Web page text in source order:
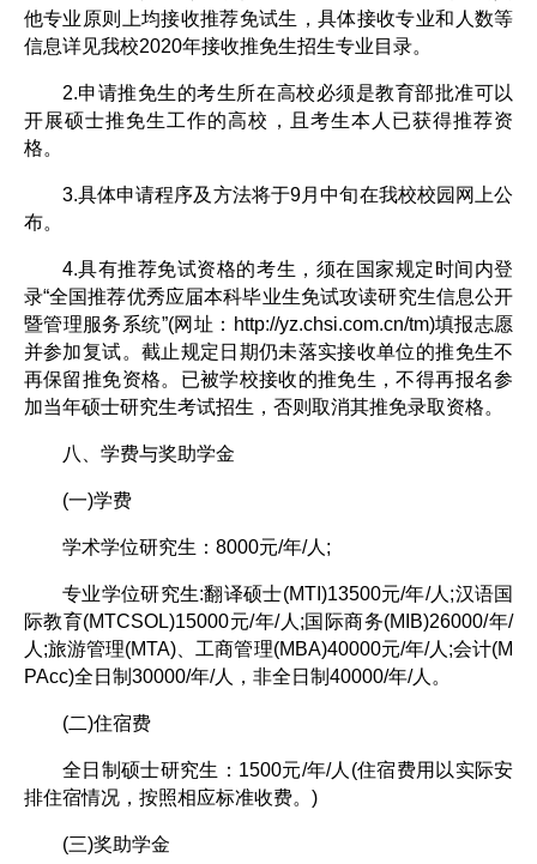
他专业原则上均接收推荐免试生，具体接收专业和人数等
信息详见我校2020年接收推免生招生专业目录。
2.申请推免生的考生所在高校必须是教育部批准可以
开展硕士推免生工作的高校，且考生本人已获得推荐资
格。
3.具体申请程序及方法将于9月中旬在我校校园网上公
布。
4.具有推荐免试资格的考生，须在国家规定时间内登
录“全国推荐优秀应届本科毕业生免试攻读研究生信息公开
暨管理服务系统”(网址：http://yz.chsi.com.cn/tm)填报志愿
并参加复试。截止规定日期仍未落实接收单位的推免生不
再保留推免资格。已被学校接收的推免生，不得再报名参
加当年硕士研究生考试招生，否则取消其推免录取资格。
八、学费与奖助学金
(一)学费
学术学位研究生：8000元/年/人;
专业学位研究生:翻译硕士(MTI)13500元/年/人;汉语国
际教育(MTCSOL)15000元/年/人;国际商务(MIB)26000/年/
人;旅游管理(MTA)、工商管理(MBA)40000元/年/人;会计(M
PAcc)全日制30000/年/人，非全日制40000/年/人。
(二)住宿费
全日制硕士研究生：1500元/年/人(住宿费用以实际安
排住宿情况，按照相应标准收费。)
(三)奖助学金